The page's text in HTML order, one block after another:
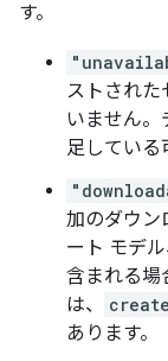
す。
ストされた
いません
足している
加のダウン
ート モデ
含まれる場
は、
あります。